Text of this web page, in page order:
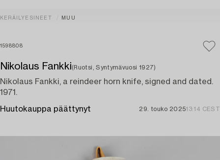
KERÄILYESINEET MUU
1598808
Nikolaus Fankki(Ruotsi, Syntymävuosi 1927)
Nikolaus Fankki, a reindeer horn knife, signed and dated.
1971.
Huutokauppa päättynyt 29. touko 202513:14 CEST